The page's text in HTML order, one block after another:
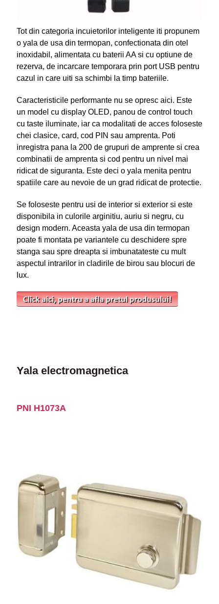
Tot din categoria incuietorilor inteligente iti propunem
o yala de usa din termopan, confectionata din otel
inoxidabil, alimentata cu baterii AA si cu optiune de
rezerva, de incarcare temporara prin port USB pentru
cazul in care uiti sa schimbi la timp bateriile.
Caracteristicile performante nu se opresc aici. Este
un model cu display OLED, panou de control touch
cu taste iluminate, iar ca modalitati de acces foloseste
chei clasice, card, cod PIN sau amprenta. Poti
inregistra pana la 200 de grupuri de amprente si crea
combinatii de amprenta si cod pentru un nivel mai
ridicat de siguranta. Este deci o yala menita pentru
spatiile care au nevoie de un grad ridicat de protectie.
Se foloseste pentru usi de interior si exterior si este
disponibila in culorile arginitiu, auriu si negru, cu
design modern. Aceasta yala de usa din termopan
poate fi montata pe variantele cu deschidere spre
stanga sau spre dreapta si imbunatateste cu mult
aspectul intrarilor in cladirile de birou sau blocuri de
lux.
Yala electromagnetica
PNI H1073A